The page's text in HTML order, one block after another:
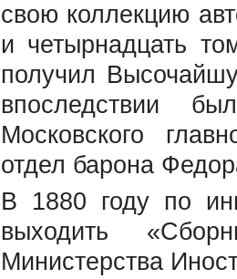
свою коллекцию
и четырнадцать
получил
впоследствии
Московского
отдел барона
В 1880 году по
выходить
Министерства